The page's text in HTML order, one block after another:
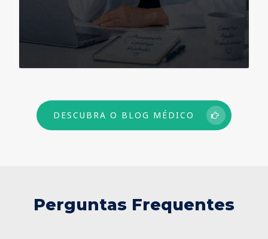
DESCUBRA O BLOG MÉDICO
Perguntas Frequentes